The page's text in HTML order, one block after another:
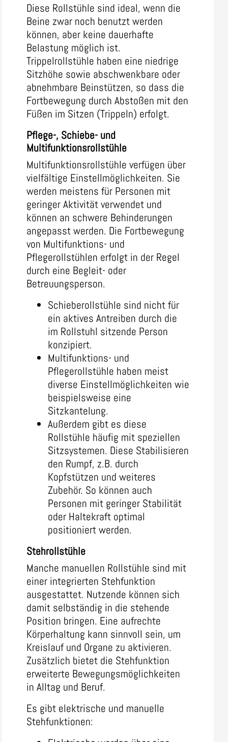
Diese Rollstühle sind ideal, wenn die
Beine zwar noch benutzt werden
können, aber keine dauerhafte
Belastung möglich ist.
Trippelrollstühle haben eine niedrige
Sitzhöhe sowie abschwenkbare oder
abnehmbare Beinstützen, so dass die
Fortbewegung durch Abstoßen mit den
Füßen im Sitzen (Trippeln) erfolgt.
Pflege-, Schiebe- und
Multifunktionsrollstühle
Multifunktionsrollstühle verfügen über
vielfältige Einstellmöglichkeiten. Sie
werden meistens für Personen mit
geringer Aktivität verwendet und
können an schwere Behinderungen
angepasst werden. Die Fortbewegung
von Multifunktions- und
Pflegerollstühlen erfolgt in der Regel
durch eine Begleit- oder
Betreuungsperson.
Schieberollstühle sind nicht für
ein aktives Antreiben durch die
im Rollstuhl sitzende Person
konzipiert.
Multifunktions- und
Pflegerollstühle haben meist
diverse Einstellmöglichkeiten wie
beispielsweise eine
Sitzkantelung.
Außerdem gibt es diese
Rollstühle häufig mit speziellen
Sitzsystemen. Diese Stabilisieren
den Rumpf, z.B. durch
Kopfstützen und weiteres
Zubehör. So können auch
Personen mit geringer Stabilität
oder Haltekraft optimal
positioniert werden.
Stehrollstühle
Manche manuellen Rollstühle sind mit
einer integrierten Stehfunktion
ausgestattet. Nutzende können sich
damit selbständig in die stehende
Position bringen. Eine aufrechte
Körperhaltung kann sinnvoll sein, um
Kreislauf und Organe zu aktivieren.
Zusätzlich bietet die Stehfunktion
erweiterte Bewegungsmöglichkeiten
in Alltag und Beruf.
Es gibt elektrische und manuelle
Stehfunktionen: